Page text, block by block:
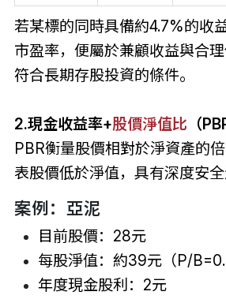
若某標的同時具備約4.7%的收
市盈率，便屬於兼顧收益與合
符合長期存股投資的條件。
2.現金收益率+股價淨值比 （
PBR衡量股價相對於淨資產的
表股價低於淨值，具有深度安全
案例：亞泥
目前股價：28元
每股淨值：約39元（P/
年度現金股利：2元